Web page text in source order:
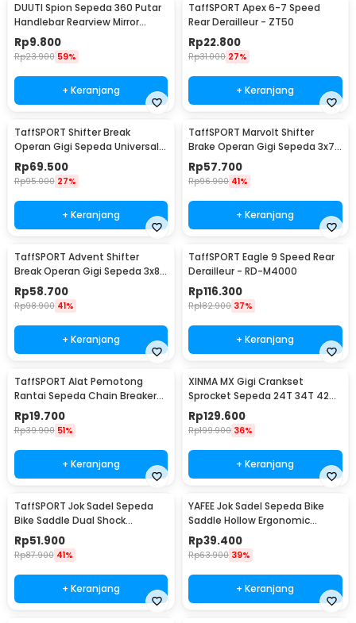
DUUTI Spion Sepeda 360 Putar
Handlebar Rearview Mirror
Universal 1 PCS - LY4437
Rp9.800
Rp23.900 59%
+ Keranjang
TaffSPORT Apex 6-7 Speed
Rear Derailleur - ZT50
Rp22.800
Rp31.000 27%
+ Keranjang
TaffSPORT Shifter Break
Operan Gigi Sepeda Universal
3x9 Speed 2 PCS - SL-M370
Rp69.500
Rp95.000 27%
+ Keranjang
TaffSPORT Marvolt Shifter
Brake Operan Gigi Sepeda 3x7
Speed 2 PCS - EF500-7
Rp57.700
Rp96.900 41%
+ Keranjang
TaffSPORT Advent Shifter
Break Operan Gigi Sepeda 3x8
Speed 2 PCS - SL-M310
Rp58.700
Rp98.900 41%
+ Keranjang
TaffSPORT Eagle 9 Speed Rear
Derailleur - RD-M4000
Rp116.300
Rp182.900 37%
+ Keranjang
TaffSPORT Alat Pemotong
Rantai Sepeda Chain Breaker
Cutter - TD8591
Rp19.700
Rp39.900 51%
+ Keranjang
XINMA MX Gigi Crankset
Sprocket Sepeda 24T 34T 42T
7/8/9 Speed - TL-82-L
Rp129.600
Rp199.900 36%
+ Keranjang
TaffSPORT Jok Sadel Sepeda
Bike Saddle Dual Shock
Absorber Breathable - ZF25
Rp51.900
Rp87.900 41%
+ Keranjang
YAFEE Jok Sadel Sepeda Bike
Saddle Hollow Ergonomic
Breathable - FX12
Rp39.400
Rp63.900 39%
+ Keranjang